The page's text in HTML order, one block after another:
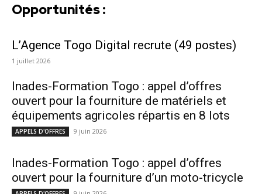
Opportunités :
L’Agence Togo Digital recrute (49 postes)
1 juillet 2026
Inades-Formation Togo : appel d’offres
ouvert pour la fourniture de matériels et
équipements agricoles répartis en 8 lots
APPELS D'OFFRES 9 juin 2026
Inades-Formation Togo : appel d’offres
ouvert pour la fourniture d’un moto-tricycle